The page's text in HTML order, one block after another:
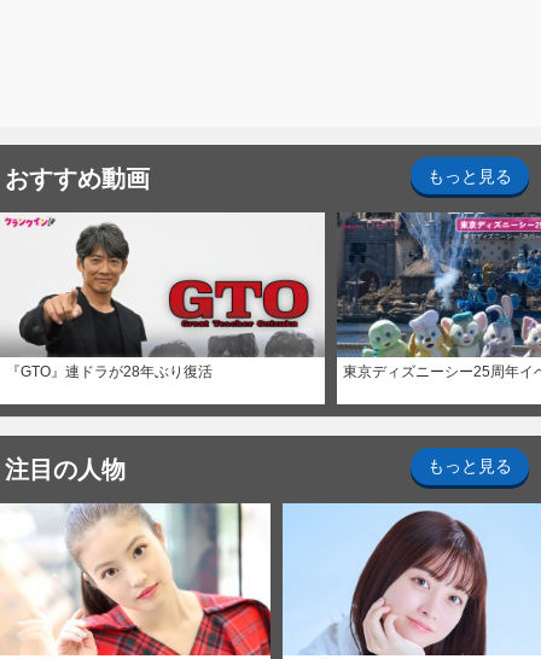
おすすめ動画 もっと見る
『GTO』連ドラが28年ぶり復活 東京ディズニーシー25周年イ
注目の人物 もっと見る